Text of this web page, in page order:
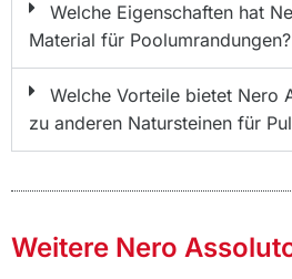
Welche Eigenschaften hat
Material für Poolumrandungen?
Welche Vorteile bietet Nero
zu anderen Natursteinen für
Weitere Nero